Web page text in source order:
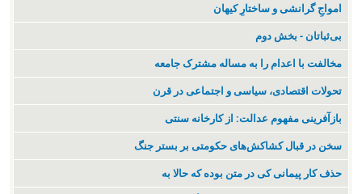
‌امواجِ گرانشی و ساختارِ کیهان
بی‌ثباتان - بخش دوم
مخالفت با اعدام را به مساله مشترک جامعه
تحولات اقتصادی، سیاسی و اجتماعی در قرن
بازآفرینی مفهوم عدالت: از کارخانه سنتی
سخن در قبال کشاکش‌های حکومتی بر بستر جنگ
حذف کار پیمانی کی در متن بودە کە حالا بە